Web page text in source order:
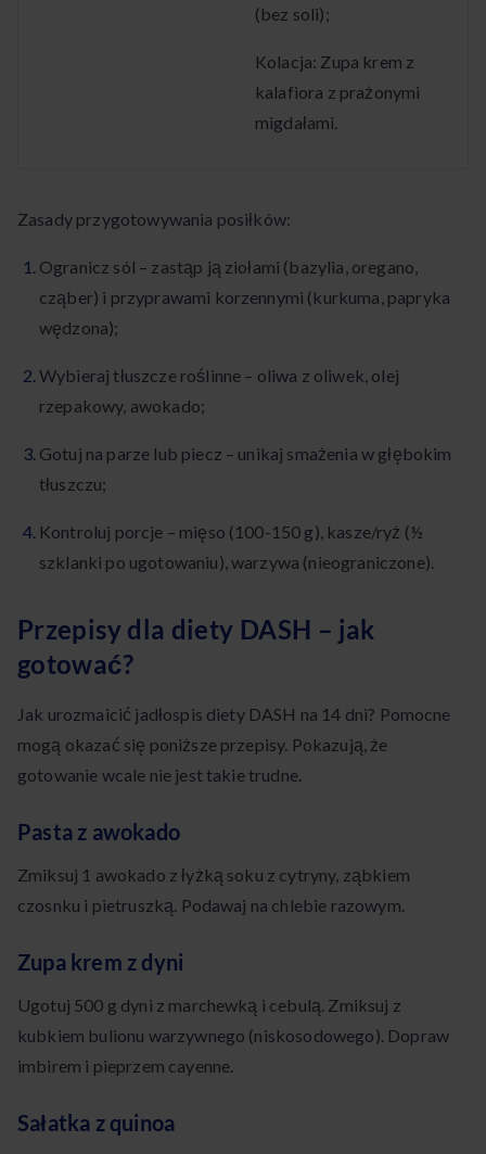
(bez soli);
Kolacja: Zupa krem z
kalafiora z prażonymi
migdałami.
Zasady przygotowywania posiłków:
Ogranicz sól – zastąp ją ziołami (bazylia, oregano,
cząber) i przyprawami korzennymi (kurkuma, papryka
wędzona);
Wybieraj tłuszcze roślinne – oliwa z oliwek, olej
rzepakowy, awokado;
Gotuj na parze lub piecz – unikaj smażenia w głębokim
tłuszczu;
Kontroluj porcje – mięso (100-150 g), kasze/ryż (½
szklanki po ugotowaniu), warzywa (nieograniczone).
Przepisy dla diety DASH – jak
gotować?
Jak urozmaicić jadłospis diety DASH na 14 dni? Pomocne
mogą okazać się poniższe przepisy. Pokazują, że
gotowanie wcale nie jest takie trudne.
Pasta z awokado
Zmiksuj 1 awokado z łyżką soku z cytryny, ząbkiem
czosnku i pietruszką. Podawaj na chlebie razowym.
Zupa krem z dyni
Ugotuj 500 g dyni z marchewką i cebulą. Zmiksuj z
kubkiem bulionu warzywnego (niskosodowego). Dopraw
imbirem i pieprzem cayenne.
Sałatka z quinoa